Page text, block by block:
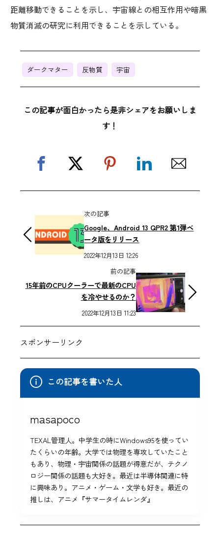
距離移動できることを示し、宇宙線との相互作用や暗黒
物質消滅の研究に利用できることを示している。
ダークマター 反物質 宇宙
この記事が面白かったら是非シェアをお願いしま
す！
次の記事
Google、Android 13 QPR2 第1弾ベ
ータ版をリリース
2022年12月13日 12:26
前の記事
15年前のCPUクーラーで最新のCPU
を冷やせるのか？
2022年12月13日 11:23
スポンサーリンク
この記事を書いた人
masapoco
TEXAL管理人。中学生の時にWindows95を使ってい
たくらいの年齢。大学では物理を専攻していたこと
もあり、物理・宇宙関係の話題が得意だが、テクノ
ロジー関係の話題も大好き。最近は半導体関連に特
に興味あり。アニメ・ゲーム・文学も好き。最近の
推しは、アニメ『サマータイムレンダ』